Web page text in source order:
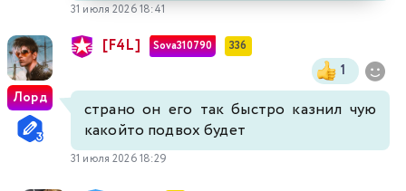
31 июля 2026 18:41
Лорд
[F4L] Sova310790 336
1
страно он его так быстро казнил чую
какойто подвох будет
31 июля 2026 18:29